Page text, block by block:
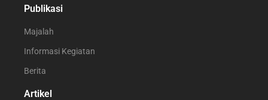
Publikasi
Majalah
Informasi Kegiatan
Berita
Artikel